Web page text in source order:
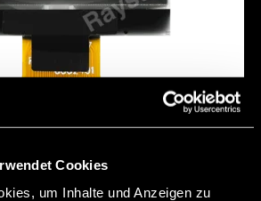
Cookies
um Inhalte und Anzeigen zu